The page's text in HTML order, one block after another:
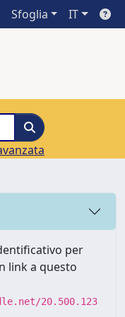
Sfoglia IT
per
link a questo
20.500.123